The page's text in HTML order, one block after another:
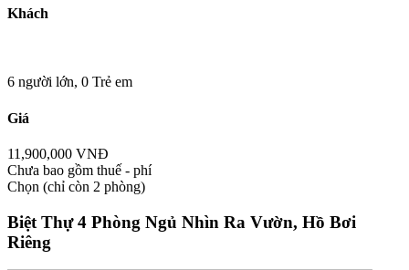
Khách
6 người lớn, 0 Trẻ em
Giá
11,900,000 VNĐ
Chưa bao gồm thuế - phí
Chọn (chỉ còn 2 phòng)
Biệt Thự 4 Phòng Ngủ Nhìn Ra Vườn, Hồ Bơi
Riêng